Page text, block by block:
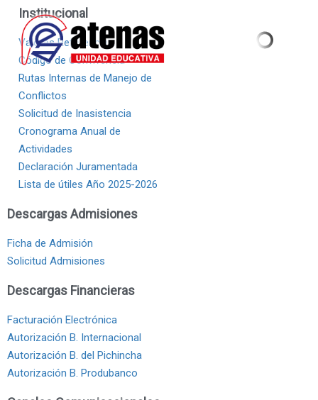
Institucional
Valores Referenciales
Código de Convivencia
Rutas Internas de Manejo de
Conflictos
Solicitud de Inasistencia
Cronograma Anual de
Actividades
Declaración Juramentada
Lista de útiles Año 2025-2026
Descargas Admisiones
Ficha de Admisión
Solicitud Admisiones
Descargas Financieras
Facturación Electrónica
Autorización B. Internacional
Autorización B. del Pichincha
Autorización B. Produbanco